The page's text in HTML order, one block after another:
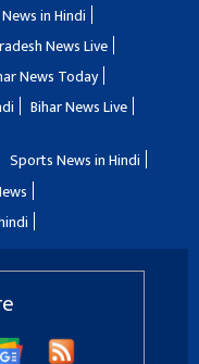
in Hindi
News Live
News Today
Bihar News Live
Sports News in Hindi